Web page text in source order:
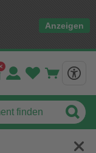
Anzeigen